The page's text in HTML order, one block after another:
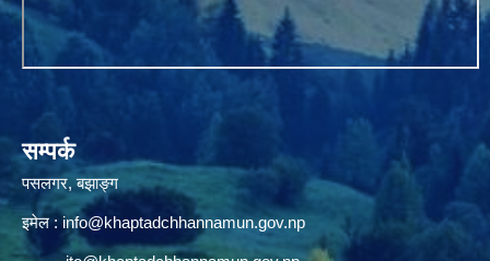
सम्पर्क
पसलगर, बझाङ्ग
इमेल : info@khaptadchhannamun.gov.np